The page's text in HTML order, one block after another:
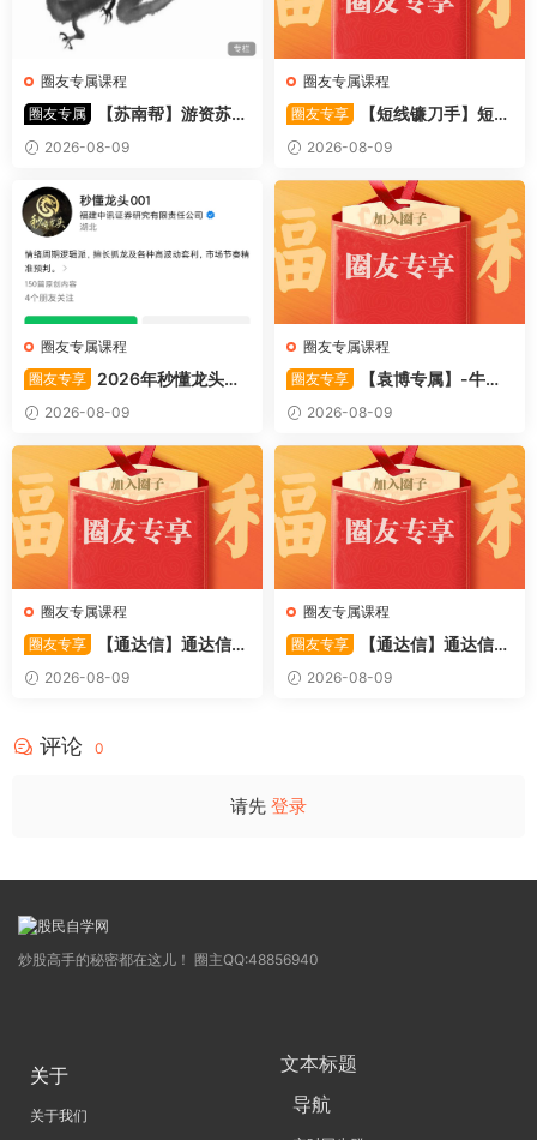
圈友专属课程
圈友专属
【苏南帮】游资苏南
帮资金情绪模式-强势股 视频
44文件
2026-08-09
圈友专属课程
圈友专享
【短线镰刀手】短线
镰刀手《强者恒强战法模型》
合集文章+指标
2026-08-09
圈友专属课程
圈友专享
2026年秒懂龙头股
001训练营内部课件资料
2026-08-09
圈友专属课程
圈友专享
【袁博专属】-牛散
特训营专栏 （牛散专属 加息-
机遇-财富）共4视频
2026-08-09
圈友专属课程
圈友专享
【通达信】通达信
〖利多阳〗副图/选股 全均线
多头排列与超强阳线选股策略
2026-08-09
圈友专属课程
圈友专享
【通达信】通达信
〖踏浪而行〗副图指标 用筹码
和MACD捕捉市场的节奏 源码
2026-08-09
评论 0
请先 登录
炒股高手的秘密都在这儿！ 圈主QQ:48856940
关于
关于我们
文本标题
导航